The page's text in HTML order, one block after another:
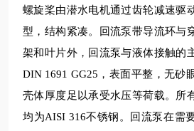
螺旋桨由潜水电机通过齿轮减速驱
型，结构紧凑。回流泵带导流环与
架和叶片外，回流泵与液体接触的
DIN 1691 GG25，表面平整，无砂
壳体厚度足以承受水压等荷载。所
均为AISI 316不锈钢。回流泵在需